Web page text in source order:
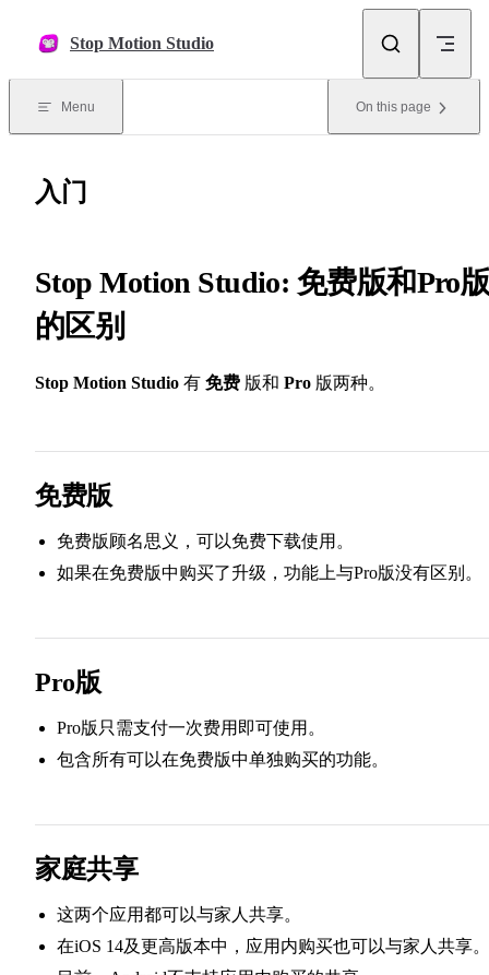
Stop Motion Studio
Menu On this page
入门
Stop Motion Studio: 免费版和Pro
的区别
Stop Motion Studio 有 免费 版和 Pro 版两种。
免费版
免费版顾名思义，可以免费下载使用。
如果在免费版中购买了升级，功能上与Pro版没有区别。
Pro版
Pro版只需支付一次费用即可使用。
包含所有可以在免费版中单独购买的功能。
家庭共享
这两个应用都可以与家人共享。
在iOS 14及更高版本中，应用内购买也可以与家人共享。